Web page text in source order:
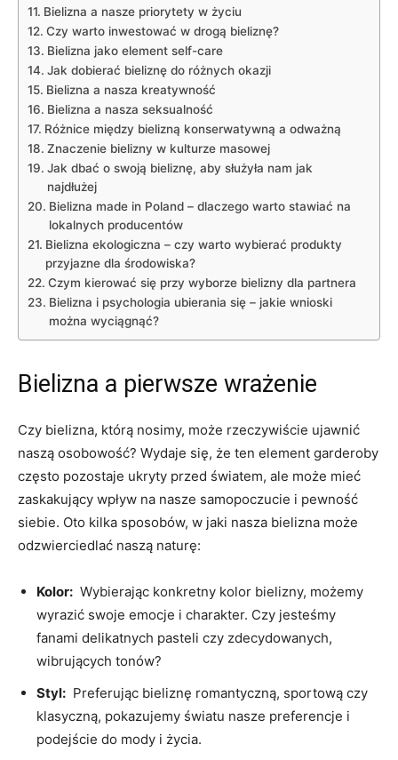
Bielizna a‌ nasze priorytety w‌ życiu
Czy warto inwestować w drogą bieliznę?
Bielizna jako ‌element self-care
Jak⁤ dobierać bieliznę do różnych ⁣okazji
Bielizna‍ a nasza kreatywność
Bielizna ⁣a nasza​ seksualność
Różnice⁢ między bielizną konserwatywną​ a odważną
Znaczenie bielizny⁤ w kulturze masowej
Jak ​dbać o ​swoją ⁢bieliznę,‌ aby służyła nam jak
najdłużej
Bielizna made in⁣ Poland – dlaczego warto⁤ stawiać⁤ na
lokalnych producentów
Bielizna‌ ekologiczna – czy warto ⁣wybierać produkty
przyjazne dla⁤ środowiska?
Czym kierować ​się przy ​wyborze bielizny dla partnera
Bielizna i‍ psychologia ubierania się – jakie​ wnioski
⁤można​ wyciągnąć?
Bielizna ⁤a pierwsze wrażenie
Czy bielizna,​ którą nosimy, ‌może rzeczywiście ujawnić
naszą osobowość?​ Wydaje się, że ten element garderoby
często ⁣pozostaje⁤ ukryty‌ przed światem, ale może mieć
zaskakujący ⁤wpływ‍ na nasze samopoczucie i pewność
siebie. ⁤Oto kilka sposobów, w ‍jaki nasza bielizna może
odzwierciedlać⁢ naszą naturę:
Kolor: ⁣ Wybierając ‍konkretny kolor bielizny, możemy
wyrazić swoje emocje i charakter. ‌Czy jesteśmy
fanami delikatnych pasteli czy zdecydowanych,
wibrujących tonów?
Styl: ‌ Preferując bieliznę‌ romantyczną, sportową czy
klasyczną, pokazujemy ‍światu nasze preferencje i
podejście ⁢do mody ‌i życia.